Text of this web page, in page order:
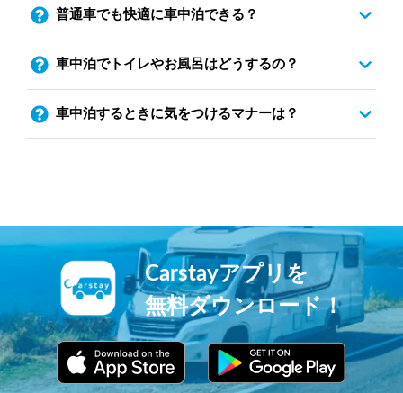
普通車でも快適に車中泊できる？
車中泊でトイレやお風呂はどうするの？
車中泊するときに気をつけるマナーは？
Carstayアプリを
無料ダウンロード！